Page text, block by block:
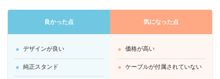
良かった点
デザインが良い
純正スタンド
気になった点
価格が高い
ケーブルが付属されていない